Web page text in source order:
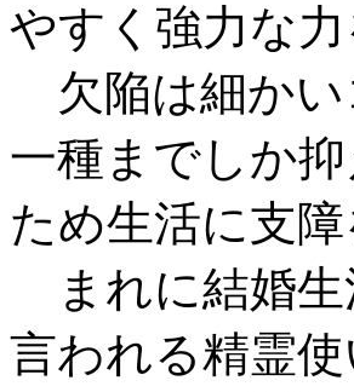
やすく強力な
欠陥は細かい
一種までしか
ため生活に支
まれに結婚生
言われる精霊